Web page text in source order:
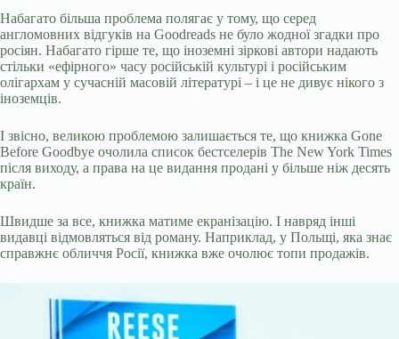
Набагато більша проблема полягає у тому, що серед
англомовних відгуків на Goodreads не було жодної згадки про
росіян. Набагато гірше те, що іноземні зіркові автори надають
стільки «ефірного» часу російській культурі і російським
олігархам у сучасній масовій літературі – і це не дивує нікого з
іноземців.
І звісно, великою проблемою залишається те, що книжка Gone
Before Goodbye очолила список бестселерів The New York Times
після виходу, а права на це видання продані у більше ніж десять
країн.
Швидше за все, книжка матиме екранізацію. І навряд інші
видавці відмовляться від роману. Наприклад, у Польщі, яка знає
справжнє обличчя Росії, книжка вже очолює топи продажів.